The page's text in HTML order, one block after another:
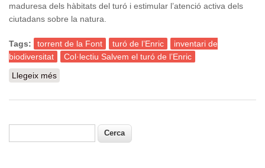
maduresa dels hàbitats del turó i estimular l’atenció activa dels
ciutadans sobre la natura.
Tags: torrent de la Font turó de l’Enric
inventari de
biodiversitat
Col·lectiu Salvem el turó de l’Enric
Llegeix més
Formulari de cerca